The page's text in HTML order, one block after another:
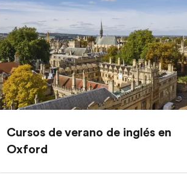
Cursos de verano de inglés en
Oxford